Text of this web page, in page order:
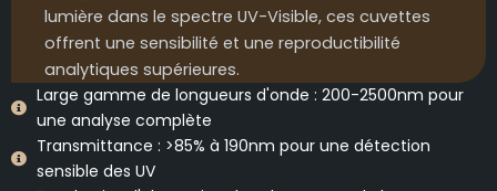
lumière dans le spectre UV-Visible, ces cuvettes
offrent une sensibilité et une reproductibilité
analytiques supérieures.
Large gamme de longueurs d'onde : 200-2500nm pour
une analyse complète
Transmittance : >85% à 190nm pour une détection
sensible des UV